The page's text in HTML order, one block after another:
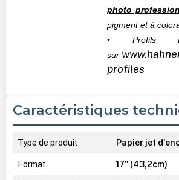
photo
pigment et à
• Profils
sur
profiles
Caractéristiques
Type de produit Papier jet
Format 17" (43,2cm)